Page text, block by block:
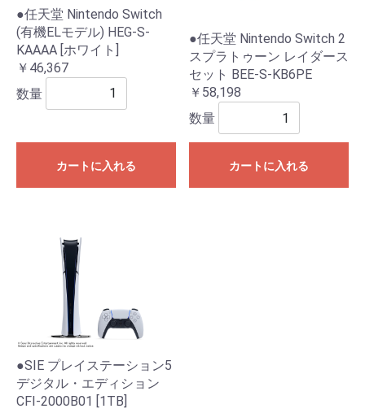
●任天堂 Nintendo Switch
(有機ELモデル) HEG-S-
KAAAA [ホワイト]
￥46,367
数量
カートに入れる
●任天堂 Nintendo Switch 2
スプラトゥーン レイダース
セット BEE-S-KB6PE
￥58,198
数量
カートに入れる
●SIE プレイステーション5
デジタル・エディション
CFI-2000B01 [1TB]